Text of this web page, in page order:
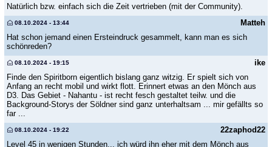
Natürlich bzw. einfach sich die Zeit vertrieben (mit der Community).
Matteh
08.10.2024 - 13:44
Hat schon jemand einen Ersteindruck gesammelt, kann man es sich
schönreden?
ike
08.10.2024 - 19:15
Finde den Spiritborn eigentlich bislang ganz witzig. Er spielt sich von
Anfang an recht mobil und wirkt flott. Erinnert etwas an den Mönch aus
D3. Das Gebiet - Nahantu - ist recht fesch gestaltet teilw. und die
Background-Storys der Söldner sind ganz unterhaltsam ... mir gefällts so
far ...
22zaphod22
08.10.2024 - 19:22
Level 45 in wenigen Stunden... ich würd ihn eher mit dem Mönch aus